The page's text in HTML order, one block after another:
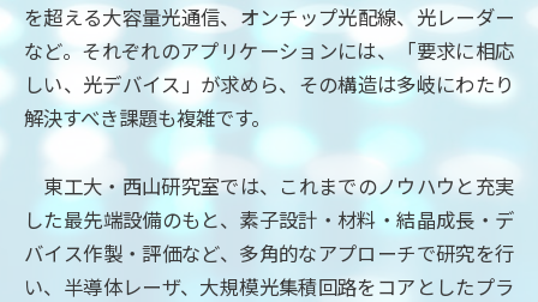
を超える大容量光通信、オンチップ光配線、光レーダー
など。それぞれのアプリケーションには、「要求に相応
しい、光デバイス」が求めら、その構造は多岐にわたり
解決すべき課題も複雑です。
東工大・西山研究室では、これまでのノウハウと充実
した最先端設備のもと、素子設計・材料・結晶成長・デ
バイス作製・評価など、多角的なアプローチで研究を行
い、半導体レーザ、大規模光集積回路をコアとしたプラ